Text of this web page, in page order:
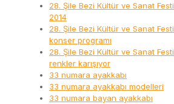
28. Şile Bezi Kültür ve Sanat
2014
28. Şile Bezi Kültür ve Sanat
konser programı
28. Şile Bezi Kültür ve Sanat
renkler karışıyor
33 numara ayakkabı
33 numara ayakkabı modelleri
33 numara bayan ayakkabı